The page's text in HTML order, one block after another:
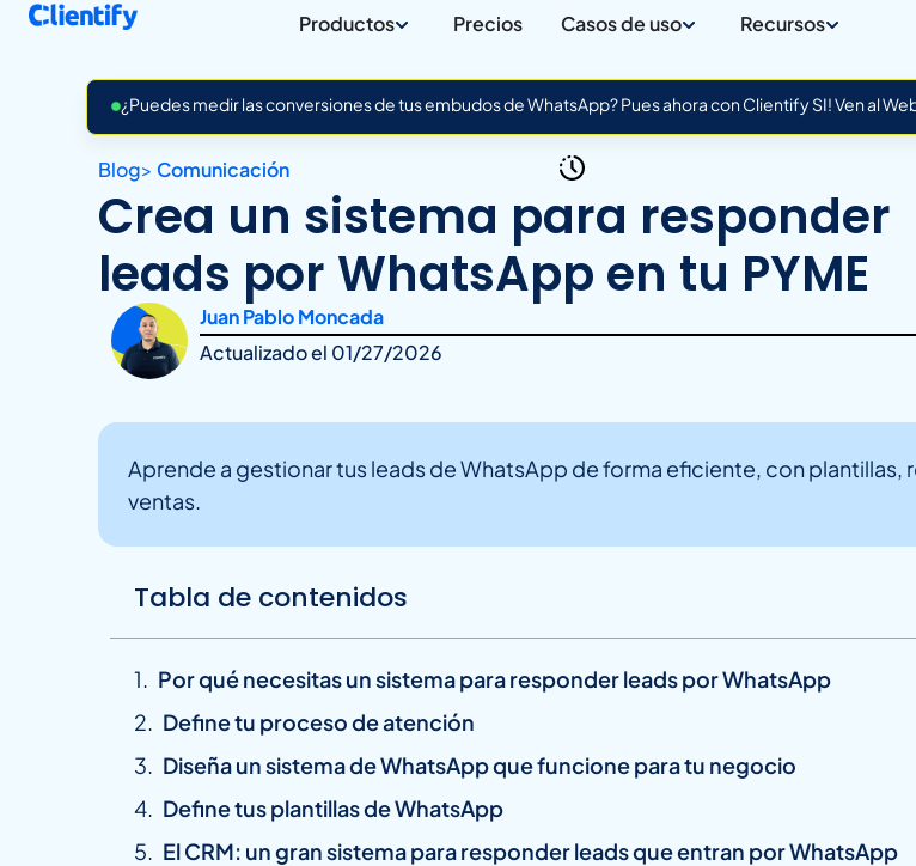
Productos Precios Casos de uso Recursos
¿Puedes medir las conversiones de tus embudos de WhatsApp? Pues ahora con Clientify SI! Ven al
Blog> Comunicación
Crea un sistema para responder
leads por WhatsApp en tu PYME
Juan Pablo Moncada
Actualizado el 01/27/2026
Aprende a gestionar tus leads de WhatsApp de forma eficiente, con
ventas.
Tabla de contenidos
Por qué necesitas un sistema para responder leads por WhatsApp
Define tu proceso de atención
Diseña un sistema de WhatsApp que funcione para tu negocio
Define tus plantillas de WhatsApp
El CRM: un gran sistema para responder leads que entran por WhatsApp